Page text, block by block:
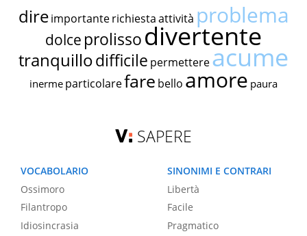
dire importante richiestaattività problema
dolce prolissodivertente
tranquillodifficile permettereacume
inerme particolarefare bello amore paura
SAPERE
VOCABOLARIO
Ossimoro
Filantropo
Idiosincrasia
SINONIMI E CONTRARI
Libertà
Facile
Pragmatico